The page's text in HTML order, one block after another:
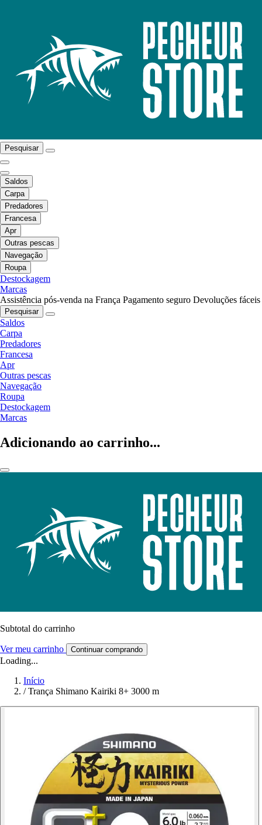
Pesquisar
Saldos
Carpa
Predadores
Francesa
Apr
Outras pescas
Navegação
Roupa
Destockagem
Marcas
Assistência pós-venda na França Pagamento seguro Devoluções fáceis
Pesquisar
Saldos
Carpa
Predadores
Francesa
Apr
Outras pescas
Navegação
Roupa
Destockagem
Marcas
Adicionando ao carrinho...
Subtotal do carrinho
Ver meu carrinho Continuar comprando
Loading...
Início
/ Trança Shimano Kairiki 8+ 3000 m